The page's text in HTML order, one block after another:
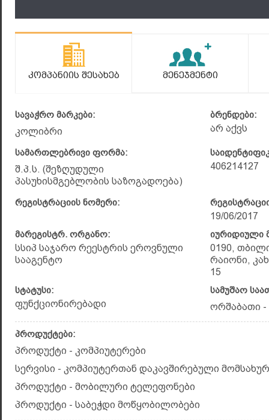
Კომპანიის Შესახებ Მენეჯმენტი
სავაჭრო მარკები:
კოლიბრი
ბრენდები:
არ აქვს
სამართლებრივი ფორმა:
შ.პ.ს. (შეზღუდული
პასუხისმგებლობის საზოგადოება)
406214127
რეგისტრაციის ნომერი:
19/06/2017
მარეგისტრ. ორგანო:
სსიპ საჯარო რეესტრის ეროვნული
სააგენტო
იურიდიული
0190,
რაიონი,
15
სტატუსი:
ფუნქციონირებადი
სამუშაო
ორშაბათი -
პროდუქტები:
პროდუქტი - კომპიუტერები
სერვისი - კომპიუტერთან დაკავშირებული
პროდუქტი - მობილური ტელეფონები
პროდუქტი - საბეჭდი მოწყობილობები